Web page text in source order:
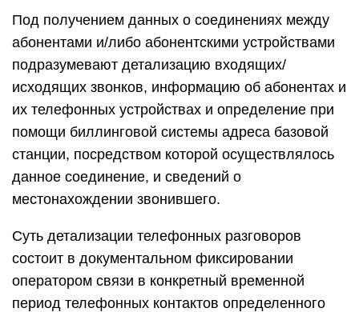
Под получением данных о соединениях между
абонентами и/либо абонентскими устройствами
подразумевают детализацию входящих/
исходящих звонков, информацию об абонентах и
их телефонных устройствах и определение при
помощи биллинговой системы адреса базовой
станции, посредством которой осуществлялось
данное соединение, и сведений о
местонахождении звонившего.
Суть детализации телефонных разговоров
состоит в документальном фиксировании
оператором связи в конкретный временной
период телефонных контактов определенного